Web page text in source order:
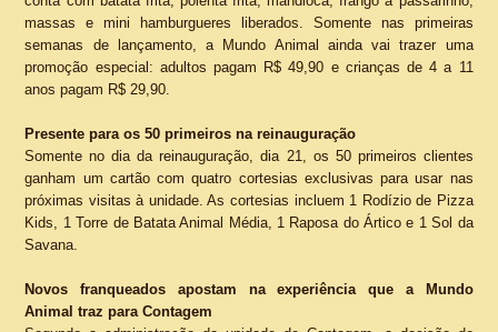
massas e mini hamburgueres liberados. Somente nas primeiras
semanas de lançamento, a Mundo Animal ainda vai trazer uma
promoção especial: adultos pagam R$ 49,90 e crianças de 4 a 11
anos pagam R$ 29,90.
Presente para os 50 primeiros na reinauguração
Somente no dia da reinauguração, dia 21, os 50 primeiros clientes
ganham um cartão com quatro cortesias exclusivas para usar nas
próximas visitas à unidade. As cortesias incluem 1 Rodízio de Pizza
Kids, 1 Torre de Batata Animal Média, 1 Raposa do Ártico e 1 Sol da
Savana.
Novos franqueados apostam na experiência que a Mundo
Animal traz para Contagem